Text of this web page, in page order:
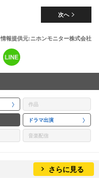
次へ
情報提供元:ニホンモニター株式会社
作品
ドラマ出演
音楽配信
さらに見る